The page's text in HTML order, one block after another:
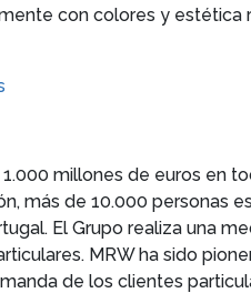
con colores y
millones de euros en
más de 10.000 personas
El Grupo realiza una
MRW ha sido
de los clientes